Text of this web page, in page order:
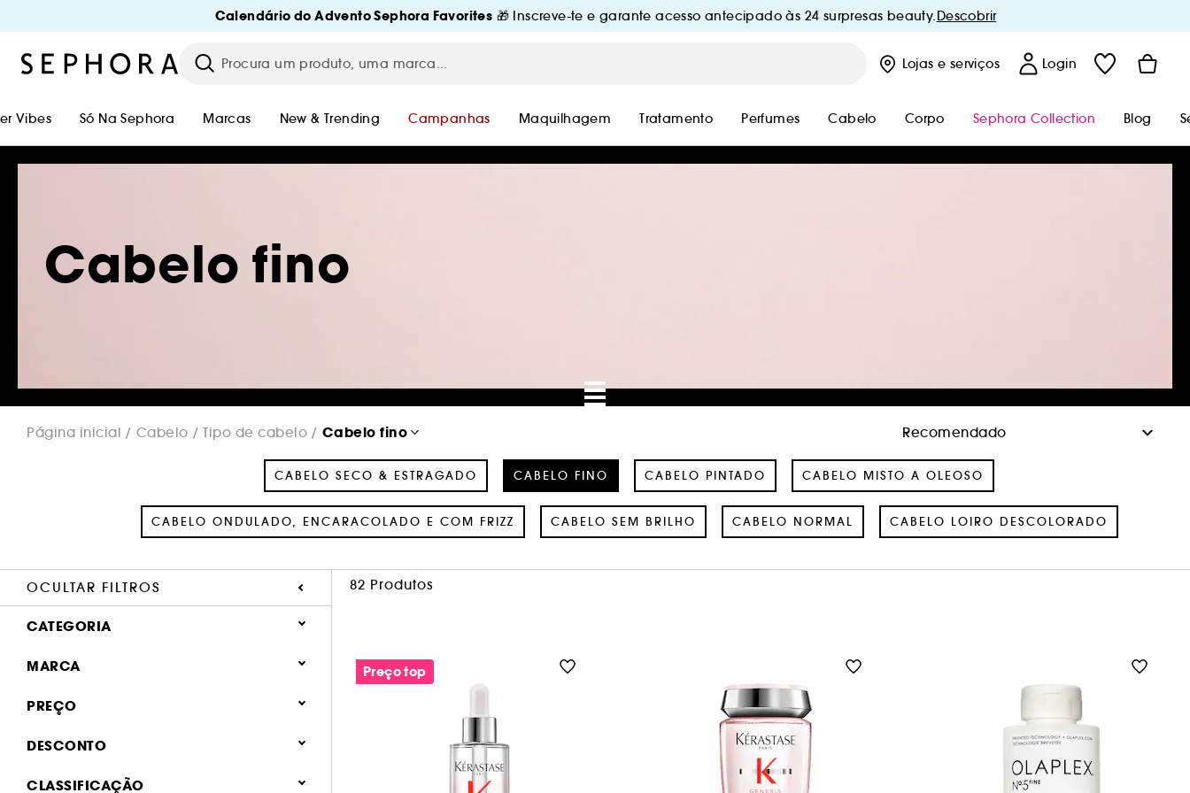
Calendário do Advento Sephora Favorites 🎁 Inscreve-te e garante acesso antecipado às 24 surpresas beauty.Descobrir
Lojas e serviços Login
Vibes Só Na Sephora Marcas New & Trending Campanhas Maquilhagem Tratamento Perfumes Cabelo Corpo Sephora Collection Blog
Cabelo fino
Página inicial Cabelo Tipo de cabelo Cabelo fino
CABELO SECO & ESTRAGADO CABELO FINO CABELO PINTADO CABELO MISTO A OLEOSO
CABELO ONDULADO, ENCARACOLADO E COM FRIZZ CABELO SEM BRILHO CABELO NORMAL CABELO LOIRO DESCOLORADO
OCULTAR FILTROS 82 Produtos
CATEGORIA
Cabelo
Cabelo fino (82)
Cabelo pintado (51)
MARCA
AUTHENTIC BEAUTY CONCEPT (8)
PREÇO
DESCONTO
20.7 (1)
CLASSIFICAÇÃO
Preço top